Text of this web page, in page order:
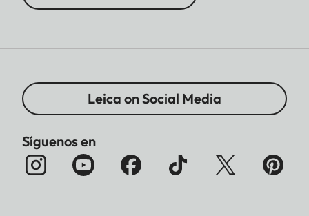
Leica on Social Media
Síguenos en